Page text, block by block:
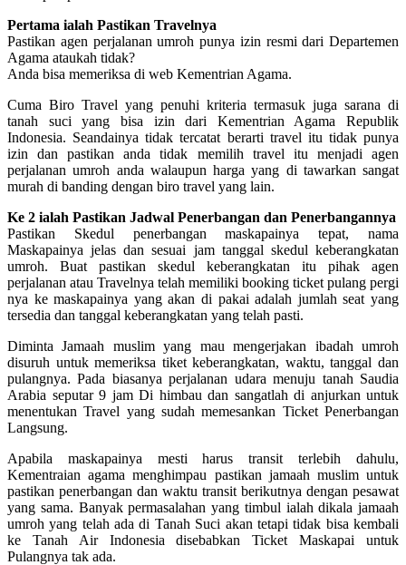
Pertama ialah Pastikan Travelnya
Pastikan agen perjalanan umroh punya izin resmi dari Departemen
Agama ataukah tidak?
Anda bisa memeriksa di web Kementrian Agama.
Cuma Biro Travel yang penuhi kriteria termasuk juga sarana di
tanah suci yang bisa izin dari Kementrian Agama Republik
Indonesia. Seandainya tidak tercatat berarti travel itu tidak punya
izin dan pastikan anda tidak memilih travel itu menjadi agen
perjalanan umroh anda walaupun harga yang di tawarkan sangat
murah di banding dengan biro travel yang lain.
Ke 2 ialah Pastikan Jadwal Penerbangan dan Penerbangannya
Pastikan Skedul penerbangan maskapainya tepat, nama
Maskapainya jelas dan sesuai jam tanggal skedul keberangkatan
umroh. Buat pastikan skedul keberangkatan itu pihak agen
perjalanan atau Travelnya telah memiliki booking ticket pulang pergi
nya ke maskapainya yang akan di pakai adalah jumlah seat yang
tersedia dan tanggal keberangkatan yang telah pasti.
Diminta Jamaah muslim yang mau mengerjakan ibadah umroh
disuruh untuk memeriksa tiket keberangkatan, waktu, tanggal dan
pulangnya. Pada biasanya perjalanan udara menuju tanah Saudia
Arabia seputar 9 jam Di himbau dan sangatlah di anjurkan untuk
menentukan Travel yang sudah memesankan Ticket Penerbangan
Langsung.
Apabila maskapainya mesti harus transit terlebih dahulu,
Kementraian agama menghimpau pastikan jamaah muslim untuk
pastikan penerbangan dan waktu transit berikutnya dengan pesawat
yang sama. Banyak permasalahan yang timbul ialah dikala jamaah
umroh yang telah ada di Tanah Suci akan tetapi tidak bisa kembali
ke Tanah Air Indonesia disebabkan Ticket Maskapai untuk
Pulangnya tak ada.